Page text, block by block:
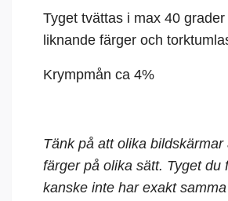
Tyget tvättas i max 40 grader
liknande färger och
Krympmån ca 4%
Tänk på att olika bildskärmar
färger på olika sätt. Tyget du
kanske inte har exakt